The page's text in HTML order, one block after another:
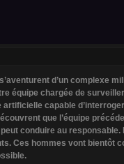
d’un complexe
équipe chargée de
capable
que l’équipe
conduire au
Ces hommes vont bientôt